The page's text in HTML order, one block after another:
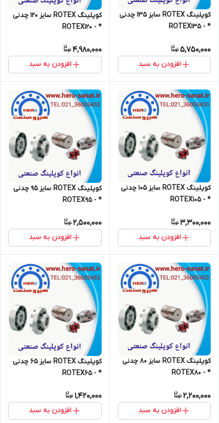
کوپلینگ ROTEX سایز 135 چدنی
* - ROTEX135
5,750,000
افزودن به سبد
کوپلینگ ROTEX سایز 120 چدنی
* - ROTEX120
4,980,000
افزودن به سبد
کوپلینگ ROTEX سایز 105 چدنی
* - ROTEX105
3,300,000
افزودن به سبد
کوپلینگ ROTEX سایز 95 چدنی
* - ROTEX95
2,500,000
افزودن به سبد
کوپلینگ ROTEX سایز 80 چدنی
* - ROTEX80
2,200,000
افزودن به سبد
کوپلینگ ROTEX سایز 65 چدنی
* - ROTEX65
1,420,000
افزودن به سبد